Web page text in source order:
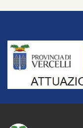
Title